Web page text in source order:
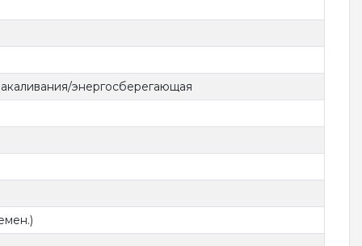
энергосберегающая